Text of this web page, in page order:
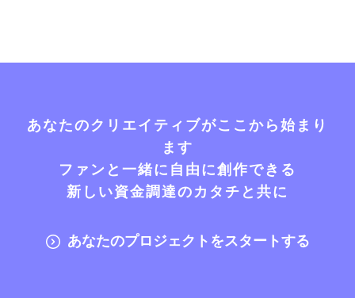
あなたのクリエイティブがここから始まり
ます
ファンと一緒に自由に創作できる
新しい資金調達のカタチと共に
あなたのプロジェクトをスタートする